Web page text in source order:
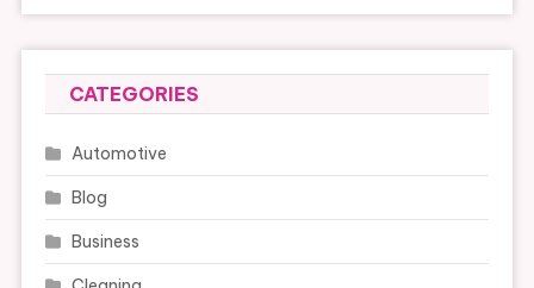
CATEGORIES
Automotive
Blog
Business